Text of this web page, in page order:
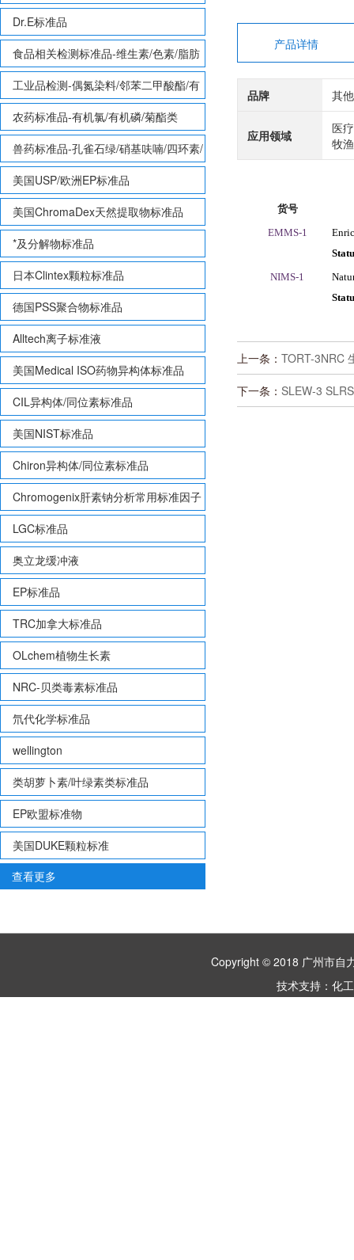
Dr.E标准品
食品相关检测标准品-维生素/色素/脂肪
酸甲酯等
工业品检测-偶氮染料/邻苯二甲酸酯/有
机锡/多溴联苯/多溴联苯醚/多氯联苯
农药标准品-有机氯/有机磷/菊酯类
兽药标准品-孔雀石绿/硝基呋喃/四环素/
磺胺等
美国USP/欧洲EP标准品
美国ChromaDex天然提取物标准品
*及分解物标准品
日本Clintex颗粒标准品
德国PSS聚合物标准品
Alltech离子标准液
美国Medical ISO药物异构体标准品
CIL异构体/同位素标准品
美国NIST标准品
Chiron异构体/同位素标准品
Chromogenix肝素钠分析常用标准因子
LGC标准品
奥立龙缓冲液
EP标准品
TRC加拿大标准品
OLchem植物生长素
NRC-贝类毒素标准品
氘代化学标准品
wellington
类胡萝卜素/叶绿素类标准品
EP欧盟标准物
美国DUKE颗粒标准
查看更多
产品详情
品牌 其
应用领域
医
牧渔
货号
EMMS-1
NIMS-1
上一条： TORT-3NRC
下一条： SLEW-3
Copyright © 2018 广州市
技术支持： 化